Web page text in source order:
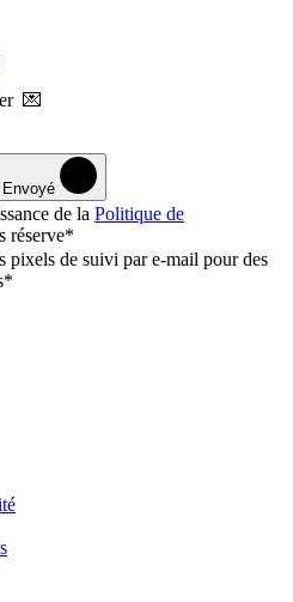
💌
Envoyé
de la Politique de
réserve*
pixels de suivi par e-mail pour des